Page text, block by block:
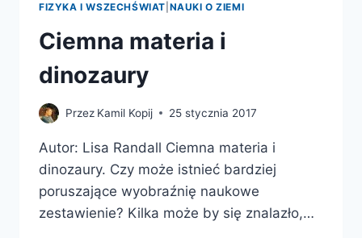
FIZYKA I WSZECHŚWIAT NAUKI O ZIEMI
Ciemna materia i
dinozaury
Przez Kamil Kopij 25 stycznia 2017
Autor: Lisa Randall Ciemna materia i
dinozaury. Czy może istnieć bardziej
poruszające wyobraźnię naukowe
zestawienie? Kilka może by się znalazło,…